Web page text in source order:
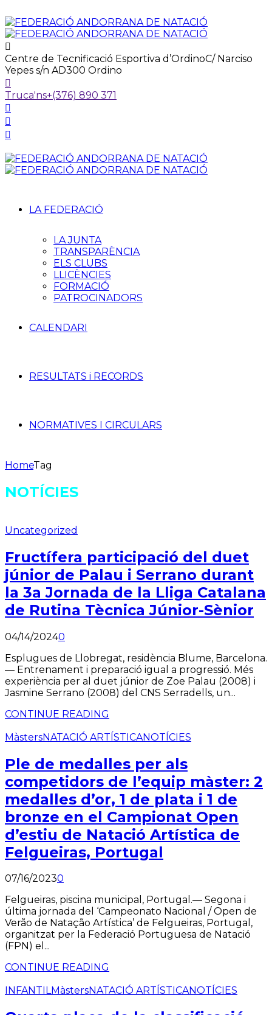
Centre de Tecnificació Esportiva d’OrdinoC/ Narciso
Yepes s/n AD300 Ordino
Truca'ns+(376) 890 371
LA FEDERACIÓ
LA JUNTA
TRANSPARÈNCIA
ELS CLUBS
LLICÈNCIES
FORMACIÓ
PATROCINADORS
CALENDARI
RESULTATS i RECORDS
NORMATIVES I CIRCULARS
HomeTag
NOTÍCIES
Uncategorized
Fructífera participació del duet
júnior de Palau i Serrano durant
la 3a Jornada de la Lliga Catalana
de Rutina Tècnica Júnior-Sènior
04/14/20240
Esplugues de Llobregat, residència Blume, Barcelona.
— Entrenament i preparació igual a progressió. Més
experiència per al duet júnior de Zoe Palau (2008) i
Jasmine Serrano (2008) del CNS Serradells, un...
CONTINUE READING
MàstersNATACIÓ ARTÍSTICANOTÍCIES
Ple de medalles per als
competidors de l’equip màster: 2
medalles d’or, 1 de plata i 1 de
bronze en el Campionat Open
d’estiu de Natació Artística de
Felgueiras, Portugal
07/16/20230
Felgueiras, piscina municipal, Portugal.— Segona i
última jornada del ‘Campeonato Nacional / Open de
Verão de Natação Artística’ de Felgueiras, Portugal,
organitzat per la Federació Portuguesa de Natació
(FPN) el...
CONTINUE READING
INFANTILMàstersNATACIÓ ARTÍSTICANOTÍCIES